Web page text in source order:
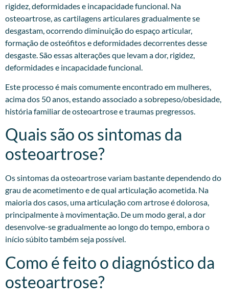
rigidez, deformidades e incapacidade funcional. Na
osteoartrose, as cartilagens articulares gradualmente se
desgastam, ocorrendo diminuição do espaço articular,
formação de osteófitos e deformidades decorrentes desse
desgaste. São essas alterações que levam a dor, rigidez,
deformidades e incapacidade funcional.
Este processo é mais comumente encontrado em mulheres,
acima dos 50 anos, estando associado a sobrepeso/obesidade,
história familiar de osteoartrose e traumas pregressos.​
Quais são os sintomas da
osteoartrose?
Os sintomas da osteoartrose variam bastante dependendo do
grau de acometimento e de qual articulação acometida. Na
maioria dos casos, uma articulação com artrose é dolorosa,
principalmente à movimentação. De um modo geral, a dor
desenvolve-se gradualmente ao longo do tempo, embora o
início súbito também seja possível.
Como é feito o diagnóstico da
osteoartrose?